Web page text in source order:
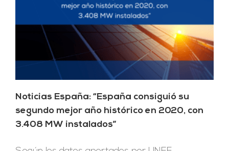
Noticias España: “España consiguió su
segundo mejor año histórico en 2020, con
3.408 MW instalados”